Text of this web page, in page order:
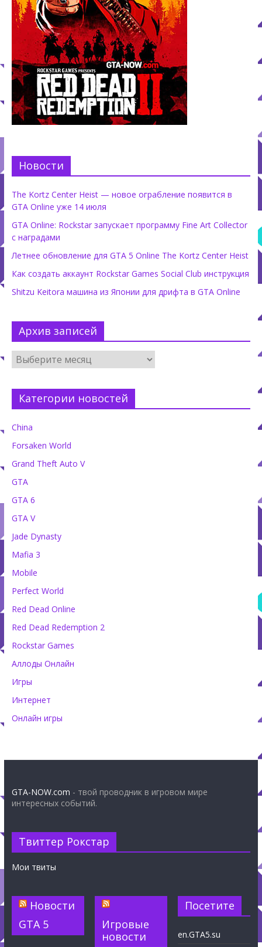
Новости
The Kortz Center Heist — новое ограбление появится в
GTA Online уже 14 июля
GTA Online: Rockstar запускает программу Fine Art Collector
с наградами
Летнее обновление для GTA 5 Online The Kortz Center Heist
Как создать аккаунт Rockstar Games Social Club инструкция
Shitzu Keitora машина из Японии для дрифта в GTA Online
Архив записей
Категории новостей
China
Forsaken World
Grand Theft Auto V
GTA
GTA 6
GTA V
Jade Dynasty
Mafia 3
Mobile
Perfect World
Red Dead Online
Red Dead Redemption 2
Rockstar Games
Аллоды Онлайн
Игры
Интернет
Онлайн игры
GTA-NOW.com - твой проводник в игровом мире
интересных событий.
Твиттер Рокстар
Мои твиты
Новости
GTA 5
Игровые
новости
Посетите
en.GTA5.su